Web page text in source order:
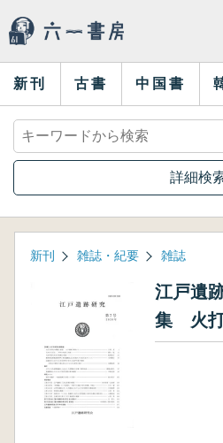
新刊 古書 中国書
詳細検
新刊 雑誌・紀要 雑誌
江戸遺
集 火打